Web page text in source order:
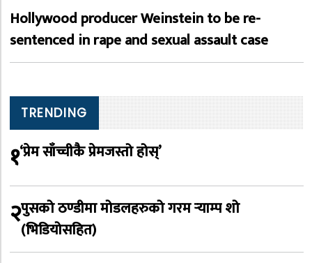
Hollywood producer Weinstein to be re-
sentenced in rape and sexual assault case
TRENDING
१‘प्रेम साँच्चीकै प्रेमजस्तो होस्’
२पुसको ठण्डीमा मोडलहरुको गरम र्‍याम्प शो
(भिडियोसहित)